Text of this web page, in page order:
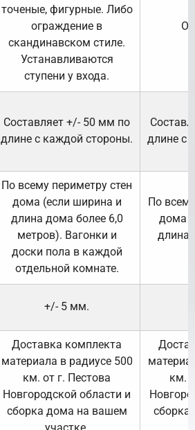
точеные, фигурные. Либо
ограждение в
скандинавском стиле.
Устанавливаются
ступени у входа.
Составляет +/- 50 мм по
длине с каждой стороны.
длине с
По всему периметру стен
дома (если ширина и
длина дома более 6,0
метров). Вагонки и
доски пола в каждой
отдельной комнате.
По
дома
длина
+/- 5 мм.
Доставка комплекта
материала в радиусе 500
км. от г. Пестова
Новгородской области и
сборка дома на вашем
км.